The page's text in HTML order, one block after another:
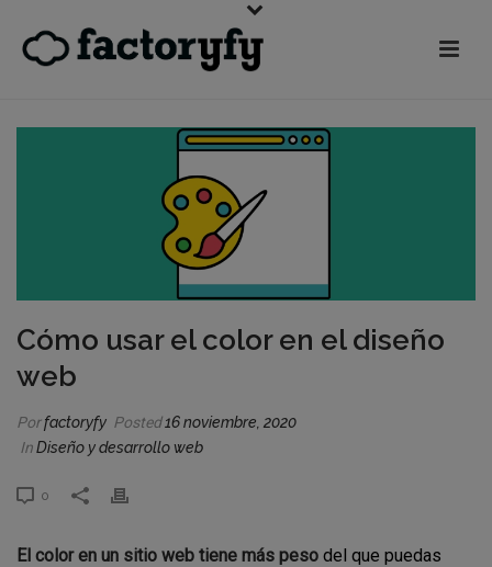
Cómo usar el color en el diseño
web
Porfactoryfy Posted16 noviembre, 2020
InDiseño y desarrollo web
0
El color en un sitio web tiene más peso del que puedas